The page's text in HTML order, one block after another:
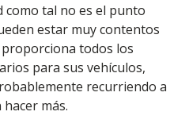
como tal no es el punto
estar muy contentos
todos los
para sus vehículos,
recurriendo a
más.